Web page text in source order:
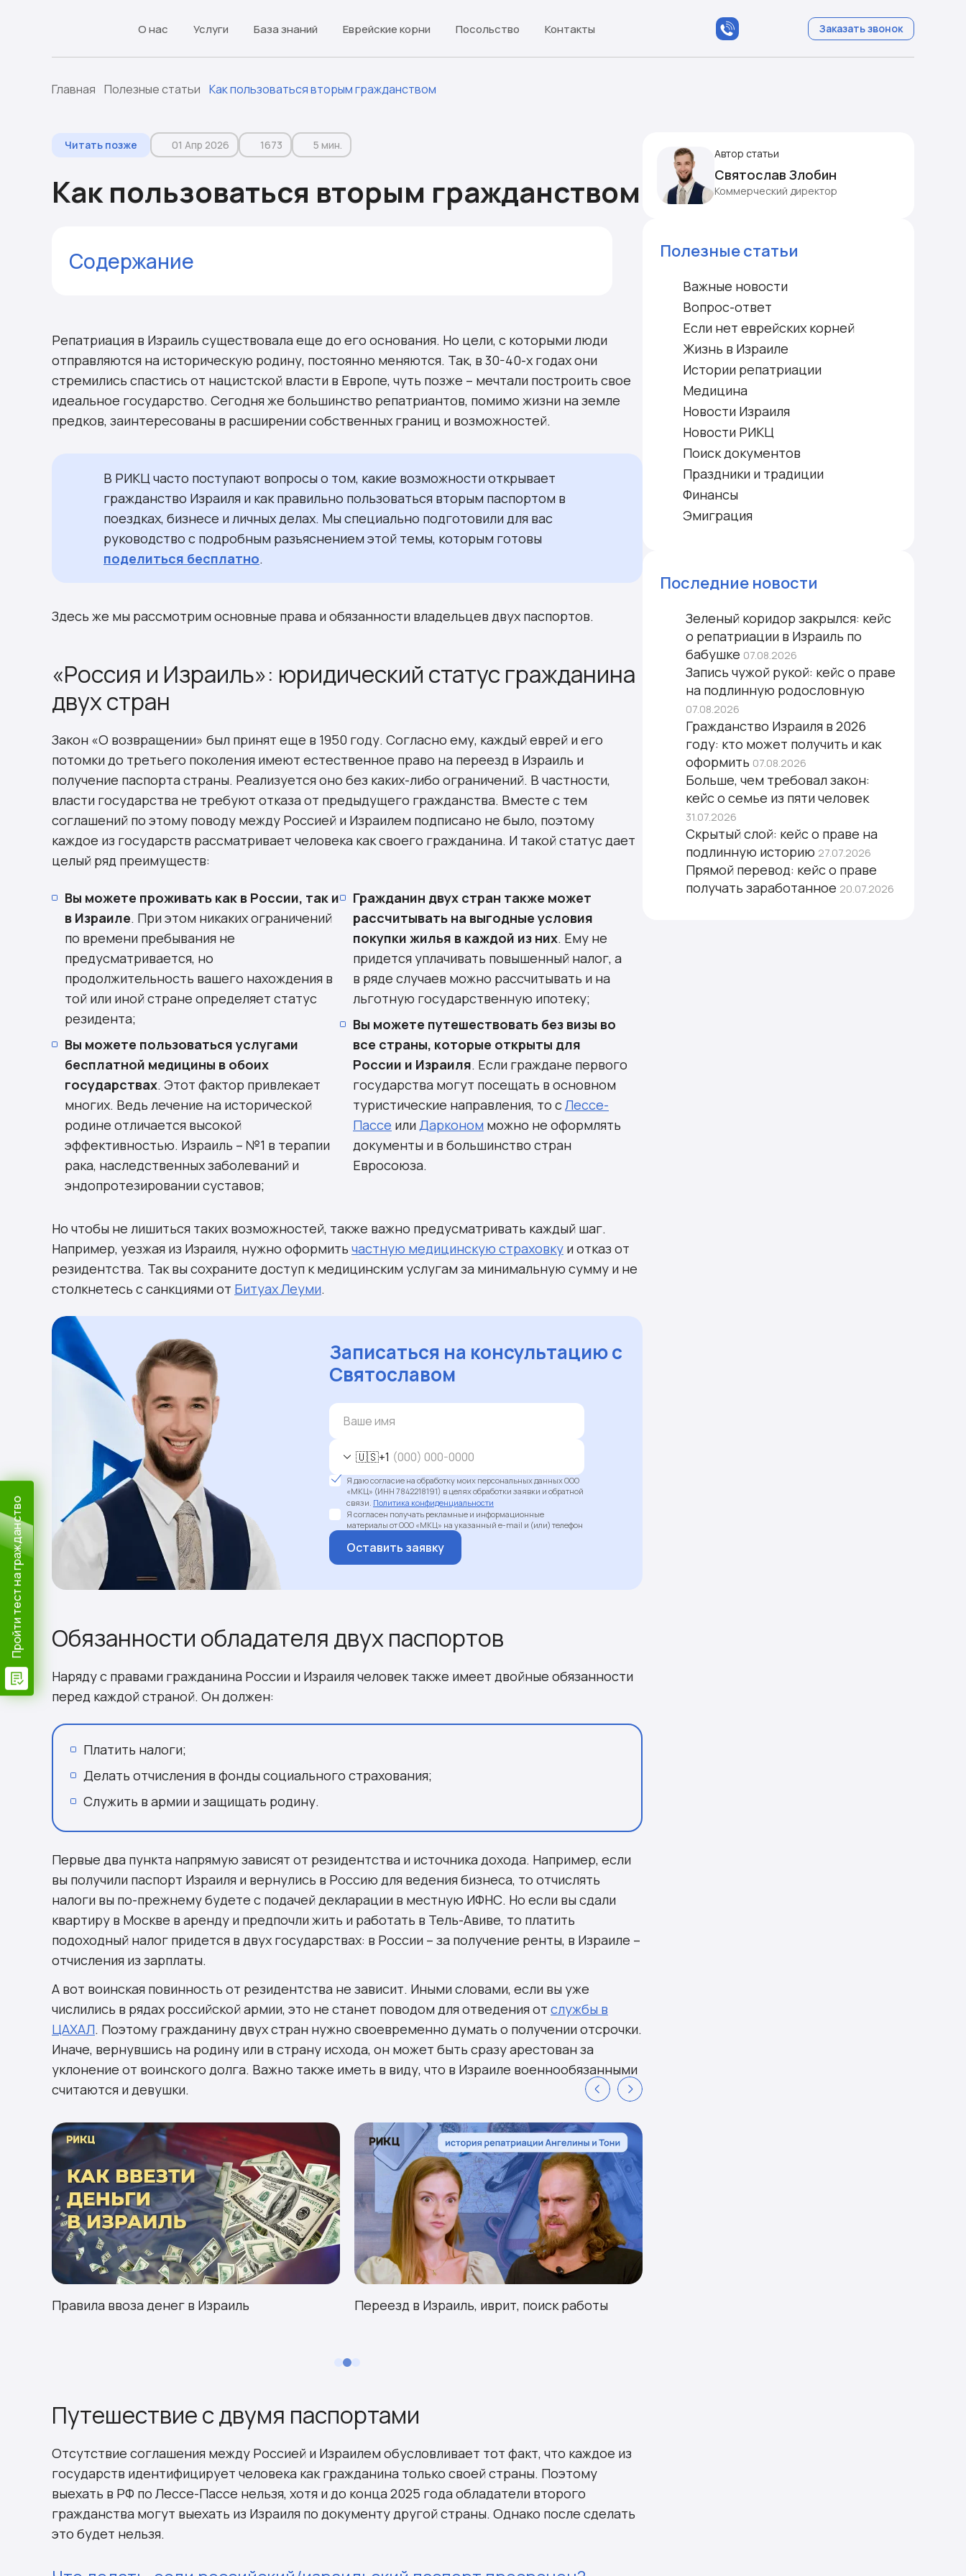
О нас Услуги База знаний Еврейские корни Посольство Контакты Заказать звонок
Главная Полезные статьи Как пользоваться вторым гражданством
Читать позже 01 Апр 2026 1673 5 мин.
Как пользоваться вторым гражданством
Содержание
Комментарии
Репатриация в Израиль существовала еще до его основания. Но цели, с которыми люди
отправляются на историческую родину, постоянно меняются. Так, в 30-40-х годах они
стремились спастись от нацистской власти в Европе, чуть позже – мечтали построить свое
идеальное государство. Сегодня же большинство репатриантов, помимо жизни на земле
предков, заинтересованы в расширении собственных границ и возможностей.
В РИКЦ часто поступают вопросы о том, какие возможности открывает
гражданство Израиля и как правильно пользоваться вторым паспортом в
поездках, бизнесе и личных делах. Мы специально подготовили для вас
руководство с подробным разъяснением этой темы, которым готовы
поделиться бесплатно.
Здесь же мы рассмотрим основные права и обязанности владельцев двух паспортов.
«Россия и Израиль»: юридический статус гражданина
двух стран
Закон «О возвращении» был принят еще в 1950 году. Согласно ему, каждый еврей и его
потомки до третьего поколения имеют естественное право на переезд в Израиль и
получение паспорта страны. Реализуется оно без каких-либо ограничений. В частности,
власти государства не требуют отказа от предыдущего гражданства. Вместе с тем
соглашений по этому поводу между Россией и Израилем подписано не было, поэтому
каждое из государств рассматривает человека как своего гражданина. И такой статус дает
целый ряд преимуществ:
Вы можете проживать как в России, так и
в Израиле. При этом никаких ограничений
по времени пребывания не
предусматривается, но
продолжительность вашего нахождения в
той или иной стране определяет статус
резидента;
Вы можете пользоваться услугами
бесплатной медицины в обоих
государствах. Этот фактор привлекает
многих. Ведь лечение на исторической
родине отличается высокой
эффективностью. Израиль – №1 в терапии
рака, наследственных заболеваний и
эндопротезировании суставов;
Гражданин двух стран также может
рассчитывать на выгодные условия
покупки жилья в каждой из них. Ему не
придется уплачивать повышенный налог, а
в ряде случаев можно рассчитывать и на
льготную государственную ипотеку;
Вы можете путешествовать без визы во
все страны, которые открыты для
России и Израиля. Если граждане первого
государства могут посещать в основном
туристические направления, то сЛессе-
Пассе илиДарконом можно не оформлять
документы и в большинство стран
Евросоюза.
Но чтобы не лишиться таких возможностей, также важно предусматривать каждый шаг.
Например, уезжая из Израиля, нужно оформить частную медицинскую страховку и отказ от
резидентства. Так вы сохраните доступ к медицинским услугам за минимальную сумму и не
столкнетесь с санкциями от Битуах Леуми.
Записаться на консультацию с
Святославом
🇺🇸+1
Я даю согласие на обработку моих персональных данных ООО
«МКЦ» (ИНН 7842218191) в целях обработки заявки и обратной
связи. Политика конфиденциальности
Я согласен получать рекламные и информационные
материалы от ООО «МКЦ» на указанный e-mail и (или) телефон
Оставить заявку
Обязанности обладателя двух паспортов
Наряду с правами гражданина России и Израиля человек также имеет двойные обязанности
перед каждой страной. Он должен:
Платить налоги;
Делать отчисления в фонды социального страхования;
Служить в армии и защищать родину.
Первые два пункта напрямую зависят от резидентства и источника дохода. Например, если
вы получили паспорт Израиля и вернулись в Россию для ведения бизнеса, то отчислять
налоги вы по-прежнему будете с подачей декларации в местную ИФНС. Но если вы сдали
квартиру в Москве в аренду и предпочли жить и работать в Тель-Авиве, то платить
подоходный налог придется в двух государствах: в России – за получение ренты, в Израиле –
отчисления из зарплаты.
А вот воинская повинность от резидентства не зависит. Иными словами, если вы уже
числились в рядах российской армии, это не станет поводом для отведения от службы в
ЦАХАЛ. Поэтому гражданину двух стран нужно своевременно думать о получении отсрочки.
Иначе, вернувшись на родину или в страну исхода, он может быть сразу арестован за
уклонение от воинского долга. Важно также иметь в виду, что в Израиле военнообязанными
считаются и девушки.
Правила ввоза денег в Израиль Переезд в Израиль, иврит, поиск работы
Путешествие с двумя паспортами
Отсутствие соглашения между Россией и Израилем обусловливает тот факт, что каждое из
государств идентифицирует человека как гражданина только своей страны. Поэтому
выехать в РФ по Лессе-Пассе нельзя, хотя и до конца 2025 года обладатели второго
гражданства могут выехать из Израиля по документу другой страны. Однако после сделать
это будет нельзя.
Автор статьи
Святослав Злобин
Коммерческий директор
Полезные статьи
Важные новости
Вопрос-ответ
Если нет еврейских корней
Жизнь в Израиле
Истории репатриации
Медицина
Новости Израиля
Новости РИКЦ
Поиск документов
Праздники и традиции
Финансы
Эмиграция
Последние новости
Зеленый коридор закрылся: кейс
о репатриации в Израиль по
бабушке 07.08.2026
Запись чужой рукой: кейс о праве
на подлинную родословную
07.08.2026
Гражданство Израиля в 2026
году: кто может получить и как
оформить 07.08.2026
Больше, чем требовал закон:
кейс о семье из пяти человек
31.07.2026
Скрытый слой: кейс о праве на
подлинную историю 27.07.2026
Прямой перевод: кейс о праве
получать заработанное 20.07.2026
Пройти тест на гражданство